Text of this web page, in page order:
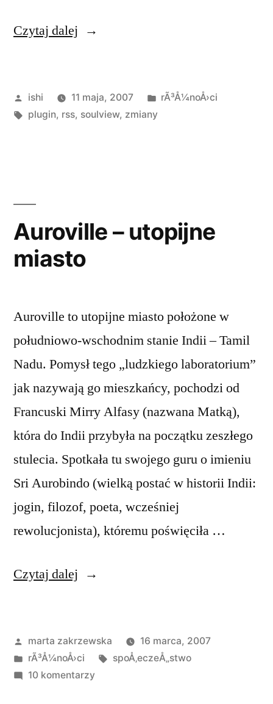
Czytaj dalej „Kanał
trochę
Opublikowane
przez
ishi 11 maja, 2007
Opublikowano
rÃ³Å¼noÅ›ci
Tagi:
plugin, rss, soulview, zmiany
Auroville – utopijne
miasto
Auroville to utopijne miasto położone w
południowo-wschodnim stanie Indii – Tamil
Nadu. Pomysł tego „ludzkiego laboratorium”
jak nazywają go mieszkańcy, pochodzi od
Francuski Mirry Alfasy (nazwana Matką),
która do Indii przybyła na początku zeszłego
stulecia. Spotkała tu swojego guru o imieniu
Sri Aurobindo (wielką postać w historii Indii:
jogin, filozof, poeta, wcześniej
rewolucjonista), któremu poświęciła …
Czytaj dalej „Auroville
miasto”
Opublikowane
przez
marta zakrzewska
16 marca, 2007
Opublikowano
w
rÃ³Å¼noÅ›ci Tagi:
spoÅ‚eczeÅ„stwo
10 komentarzydo